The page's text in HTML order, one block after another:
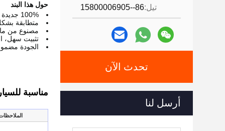
تيل:86--15800006905
تحدث الآن
أرسل لنا
حول هذا البند
100% جديدة وذات جودة عالية
متطابقة
مصنوع من
تثبيت سهل،
الجودة
مناسبة